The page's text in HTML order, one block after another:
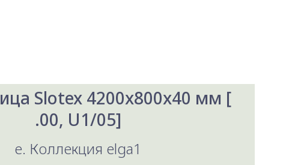
Slotex 4200x800x40 мм [
.00, U1/05]
e. Коллекция elga1